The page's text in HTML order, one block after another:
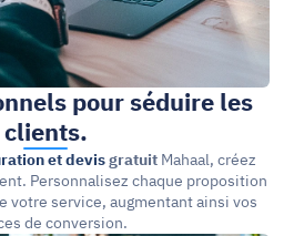
pour séduire les
clients.
et devis gratuit Mahaal, créez
Personnalisez chaque proposition
votre service, augmentant ainsi vos
de conversion.